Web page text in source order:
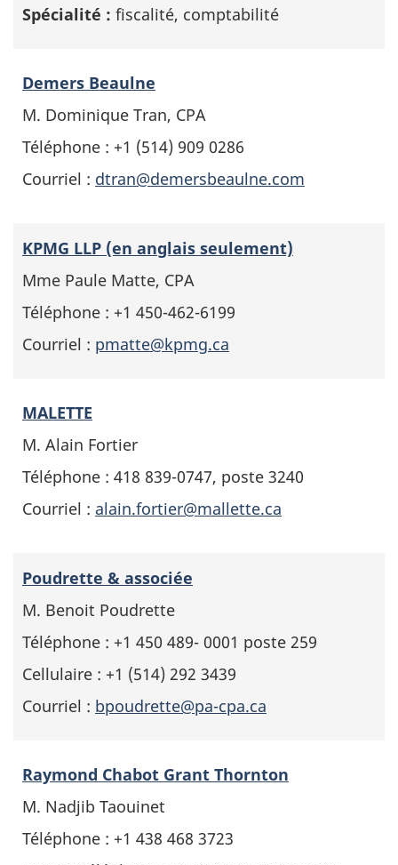
Spécialité : fiscalité, comptabilité
Demers Beaulne
M. Dominique Tran, CPA
Téléphone : +1 (514) 909 0286
Courriel : dtran@demersbeaulne.com
KPMG LLP (en anglais seulement)
Mme Paule Matte, CPA
Téléphone : +1 450-462-6199
Courriel : pmatte@kpmg.ca
MALETTE
M. Alain Fortier
Téléphone : 418 839-0747, poste 3240
Courriel : alain.fortier@mallette.ca
Poudrette & associée
M. Benoit Poudrette
Téléphone : +1 450 489- 0001 poste 259
Cellulaire : +1 (514) 292 3439
Courriel : bpoudrette@pa-cpa.ca
Raymond Chabot Grant Thornton
M. Nadjib Taouinet
Téléphone : +1 438 468 3723